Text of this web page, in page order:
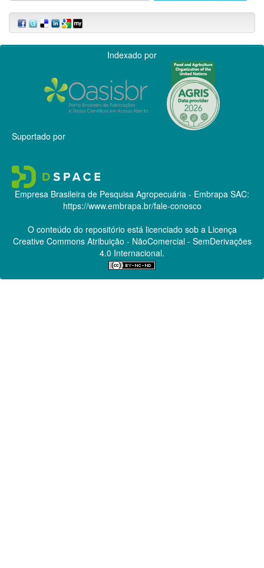
Indexado por
Suportado por
Empresa Brasileira de Pesquisa Agropecuária - Embrapa SAC:
https://www.embrapa.br/fale-conosco
O conteúdo do repositório está licenciado sob a Licença
Creative CommonsAtribuição - NãoComercial - SemDerivações
4.0 Internacional.